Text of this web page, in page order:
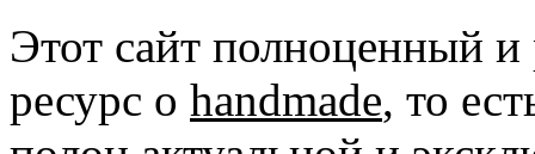
Этот сайт полноценный
ресурс о handmade, то